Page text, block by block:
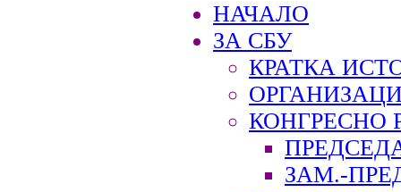
НАЧАЛО
ЗА СБУ
КРАТКА
КОНГРЕСНО
ЗАМ.-